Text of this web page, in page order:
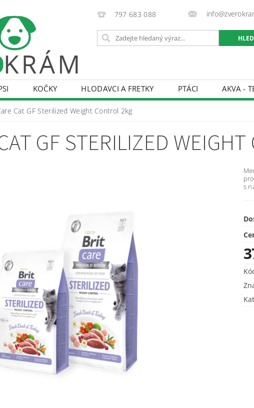
797 683 088
KOČKY HLODAVCI A FRETKY PTÁCI AKVA -
A PLATBA OBCHODNÍ PODMÍNKY
Cat GF Sterilized Weight Control 2kg
GF STERILIZED
s